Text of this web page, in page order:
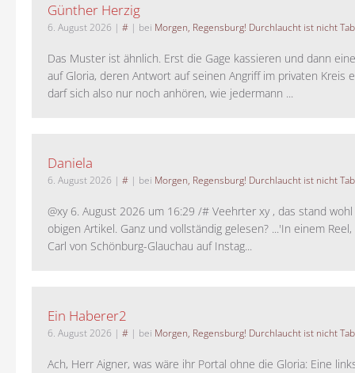
Günther Herzig
6. August 2026 | # | bei Morgen, Regensburg! Durchlaucht ist nicht
Das Muster ist ähnlich. Erst die Gage kassieren und dann
auf Gloria, deren Antwort auf seinen Angriff im privaten Kreis
darf sich also nur noch anhören, wie jedermann ...
Daniela
6. August 2026 | # | bei Morgen, Regensburg! Durchlaucht ist nicht
@xy 6. August 2026 um 16:29 /# Veehrter xy , das stand
obigen Artikel. Ganz und vollständig gelesen? ...'In einem
Carl von Schönburg-Glauchau auf Instag...
Ein Haberer2
6. August 2026 | # | bei Morgen, Regensburg! Durchlaucht ist nicht
Ach, Herr Aigner, was wäre ihr Portal ohne die Gloria: Eine